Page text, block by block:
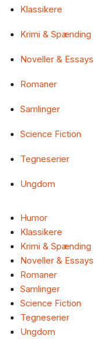
Klassikere
Krimi & Spænding
Noveller & Essays
Romaner
Samlinger
Science Fiction
Tegneserier
Ungdom
Humor
Klassikere
Krimi & Spænding
Noveller & Essays
Romaner
Samlinger
Science Fiction
Tegneserier
Ungdom